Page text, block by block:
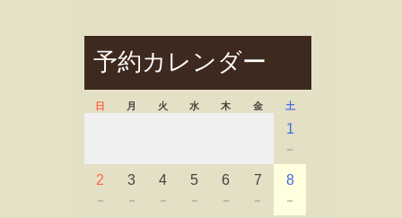
予約カレンダー
日 月 火 水 木 金 土
1
－
2
－
3
－
4
－
5
－
6
－
7
－
8
－